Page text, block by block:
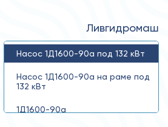
Ливгидромаш
Насос 1Д1600-90а под 132 кВт
Насос 1Д1600-90а на раме под
132 кВт
1Д1600-90а